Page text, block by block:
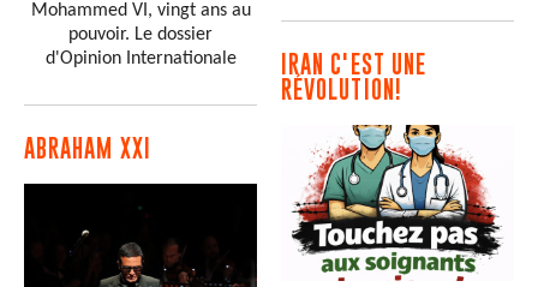
Mohammed VI, vingt ans au
pouvoir. Le dossier
d'Opinion Internationale
ABRAHAM XXI
IRAN C'EST UNE
RÉVOLUTION!